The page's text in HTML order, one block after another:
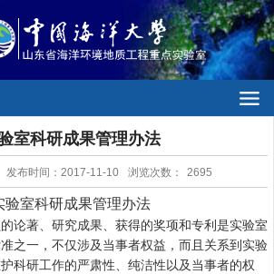
室科研成果管理办法
发布时间：2017-11-10 浏览次数： 2695
验室科研成果管理办法
论著、研究成果、获得的奖项和专利是实验室
之一，不仅涉及当事者权益，而且关系到实验
科研工作的严肃性、纯洁性以及当事者的权